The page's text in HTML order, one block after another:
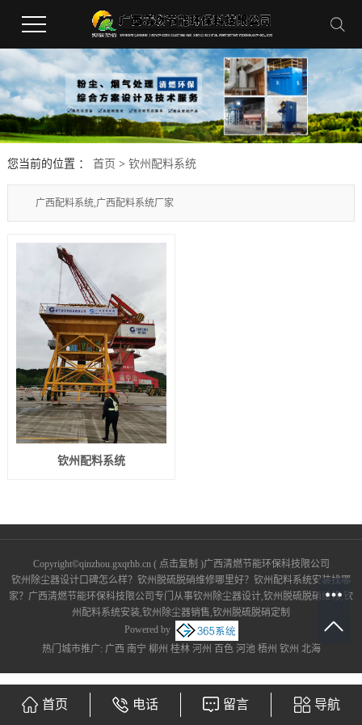
您当前的位置 ： 首页 > 钦州配料系统
广西配料系统,广西配料系统厂家
钦州配料系统
Copyright©qinzhou.gxqrhb.cn( 点击复制 )广西清燃节能环保科技限公司
钦州除尘器设计口碑怎么样？钦州脱硫脱硝维修哪里好？钦州配料系统安装找哪
家？广西清燃节能环保科技限公司专门从事钦州除尘器设计,钦州脱硫脱硝维修,钦
州配料系统安装,钦州除尘器销售,钦州脱硫脱硝定制
Powered by
热门城市推广: 广西 南宁 柳州 桂林 河州 百色 河池 梧州 钦州 北海
首页 电话 留言 导航